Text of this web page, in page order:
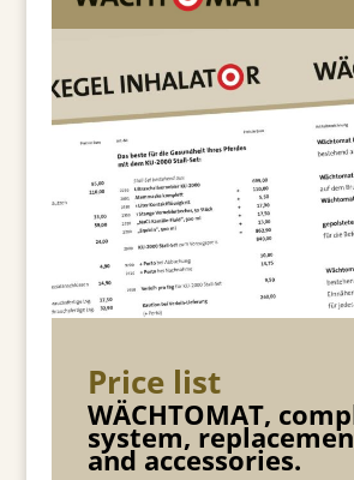
Price list
WÄCHTOMAT,
system,
and accessories.